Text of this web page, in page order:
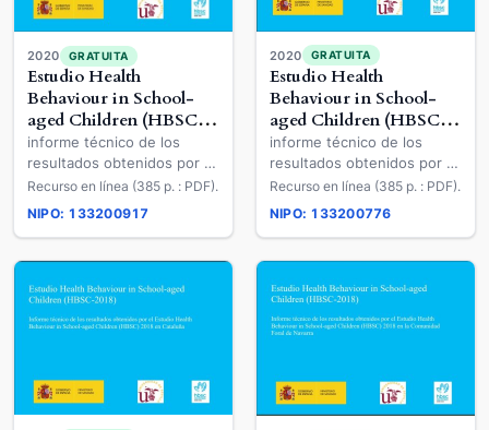
2020 GRATUITA
Estudio Health
Behaviour in School-
aged Children (HBSC-
2018)
informe técnico de los
resultados obtenidos por el
Estudio Health Behaviour in
School-aged Children
Recurso en línea (385 p. : PDF).
NIPO: 133200917
2020 GRATUITA
Estudio Health
Behaviour in School-
aged Children (HBSC-
2018)
informe técnico de los
resultados obtenidos por el
Estudio Health Behaviour in
Recurso en línea (385 p. : PDF).
NIPO: 133200776